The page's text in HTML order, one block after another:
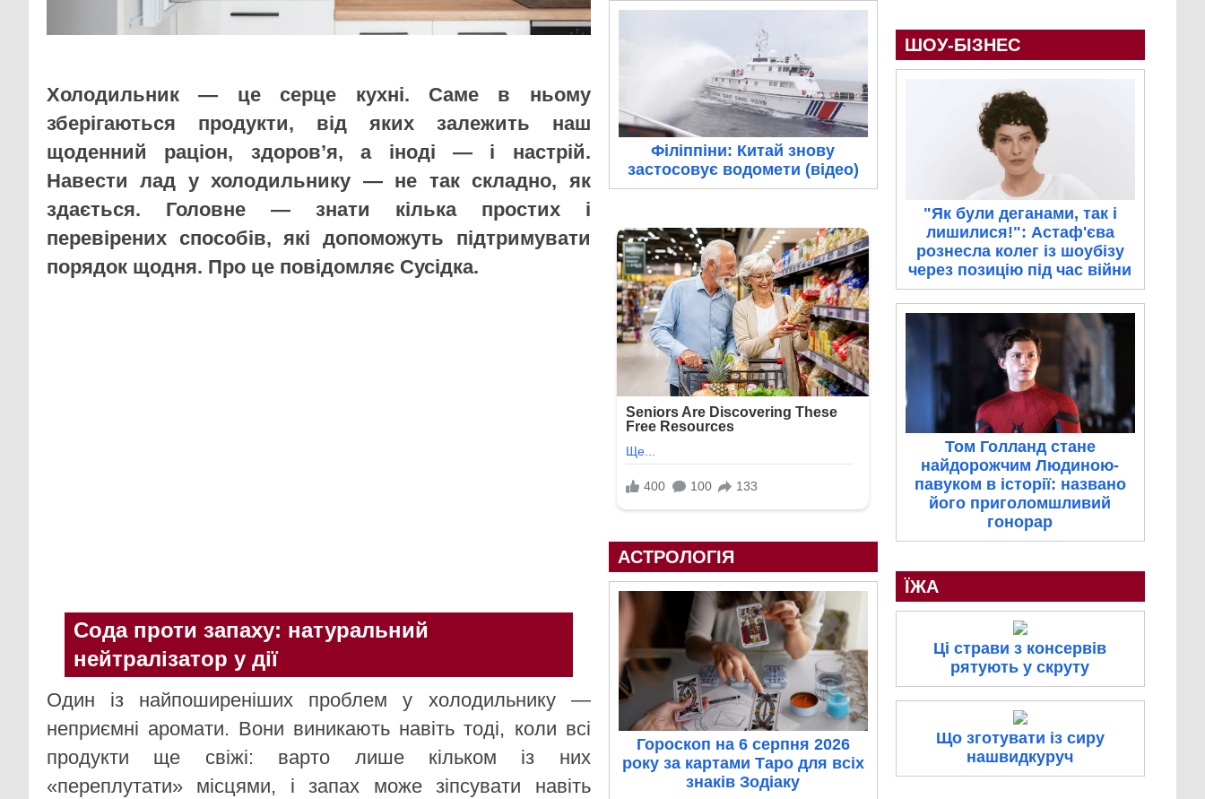
Холодильник — це серце кухні. Саме в ньому
зберігаються продукти, від яких залежить наш
щоденний раціон, здоров’я, а іноді — і настрій.
Навести лад у холодильнику — не так складно, як
здається. Головне — знати кілька простих і
перевірених способів, які допоможуть підтримувати
порядок щодня. Про це повідомляє Сусідка.
Сода проти запаху: натуральний
нейтралізатор у дії
Один із найпоширеніших проблем у холодильнику —
неприємні аромати. Вони виникають навіть тоді, коли всі
продукти ще свіжі: варто лише кільком із них
«переплутати» місцями, і запах може зіпсувати навіть
Філіппіни: Китай знову
застосовує водомети (відео)
АСТРОЛОГІЯ
Гороскоп на 6 серпня 2026
року за картами Таро для всіх
знаків Зодіаку
ШОУ-БІЗНЕС
"Як були деганами, так і
лишилися!": Астаф'єва
рознесла колег із шоубізу
через позицію під час війни
Том Голланд стане
найдорожчим Людиною-
павуком в історії: названо
його приголомшливий
гонорар
ЇЖА
Ці страви з консервів
рятують у скруту
Що зготувати із сиру
нашвидкуруч